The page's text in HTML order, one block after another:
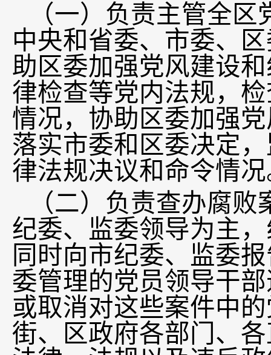
（一）负责主管全
中央和省委、市委、
助区委加强党风建设
律检查等党内法规，
情况，协助区委加强
落实市委和区委决定
律法规决议和命令情
（二）负责查办腐
纪委、监委领导为主
同时向市纪委、监委
委管理的党员领导干
或取消对这些案件中
街、区政府各部门、